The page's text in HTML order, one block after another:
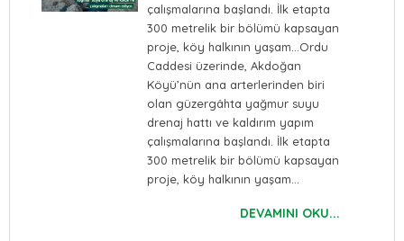
çalışmalarına başlandı. İlk etapta
300 metrelik bir bölümü kapsayan
proje, köy halkının yaşam…Ordu
Caddesi üzerinde, Akdoğan
Köyü’nün ana arterlerinden biri
olan güzergâhta yağmur suyu
drenaj hattı ve kaldırım yapım
çalışmalarına başlandı. İlk etapta
300 metrelik bir bölümü kapsayan
proje, köy halkının yaşam…
DEVAMINI OKU...